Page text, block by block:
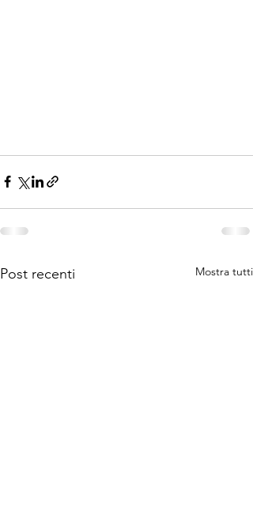
Post recenti Mostra tutti